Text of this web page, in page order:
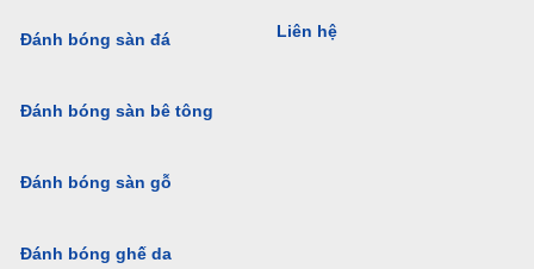
Đánh bóng sàn đá
Đánh bóng sàn bê tông
Đánh bóng sàn gỗ
Đánh bóng ghế da
Liên hệ